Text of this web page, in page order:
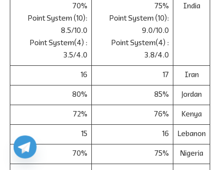
India
75%
Point System (10):
9.0/10.0
Point System(4) :
3.8/4.0
70%
Point System (10):
8.5/10.0
Point System(4) :
3.5/4.0
Iran
17
16
Jordan
85%
80%
Kenya
76%
72%
Lebanon
16
15
Nigeria
75%
70%